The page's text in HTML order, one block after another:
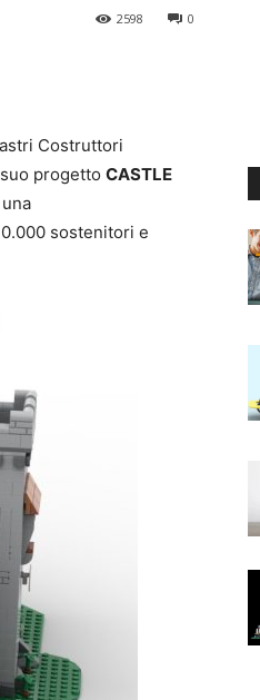
0
2598
Costruttori
progetto CASTLE
sostenitori e